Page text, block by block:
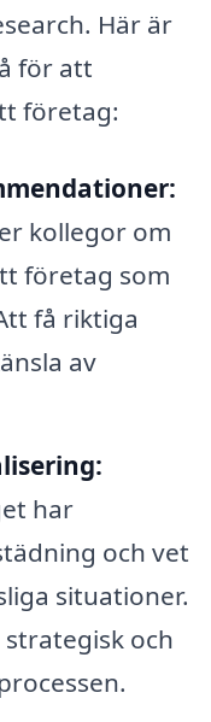
Här är
för att
företag:
kollegor om
företag som
få riktiga
av
har
och vet
situationer.
och